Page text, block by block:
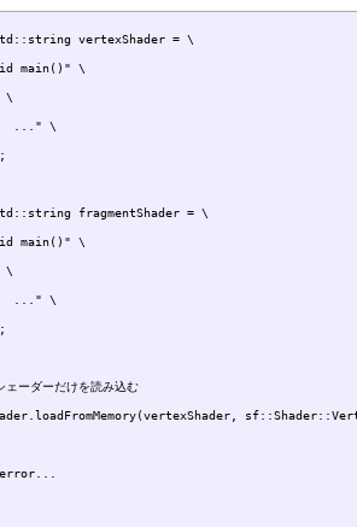
vertexShader = \
main()" \
\
..." \
fragmentShader = \
main()" \
\
..." \
ーダーだけを読み込む